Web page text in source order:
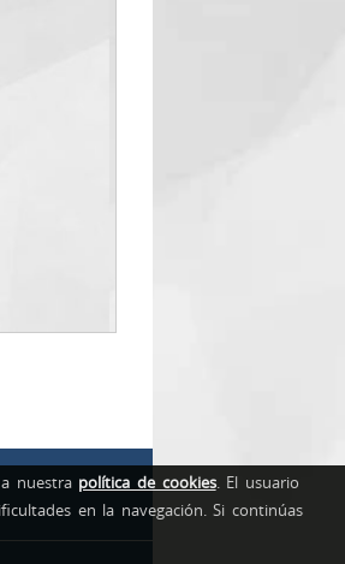
nuestra política de cookies. El usuario
en la navegación. Si continúas